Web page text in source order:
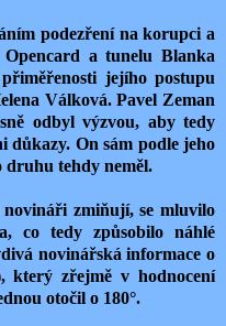
podezření na korupci a
a tunelu Blanka
jejího postupu
Válková. Pavel Zeman
odbyl výzvou, aby tedy
On sám podle jeho
druhu tehdy neměl.
novináři zmiňují, se mluvilo
co tedy způsobilo náhlé
novinářská informace o
který zřejmě v hodnocení
otočil o 180°.